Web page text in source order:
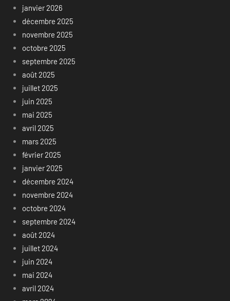
janvier 2026
décembre 2025
novembre 2025
octobre 2025
septembre 2025
août 2025
juillet 2025
juin 2025
mai 2025
avril 2025
mars 2025
février 2025
janvier 2025
décembre 2024
novembre 2024
octobre 2024
septembre 2024
août 2024
juillet 2024
juin 2024
mai 2024
avril 2024